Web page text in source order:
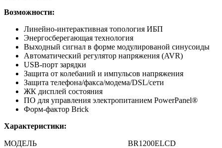
Возможности:
Линейно-интерактивная топология ИБП
Энергосберегающая технология
Выходный сигнал в форме модулированой синусоиды
Автоматический регулятор напряжения (AVR)
USB-порт зарядки
Защита от колебаний и импульсов напряжения
Защита телефона/факса/модема/DSL/сети
ЖК дисплей состояния
ПО для управления электропитанием PowerPanel®
Форм-фактор Brick
Характеристики:
МОДЕЛЬ
BR1200ELCD